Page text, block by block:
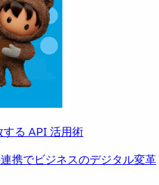
る API 活用術
携でビジネスのデジタル変革